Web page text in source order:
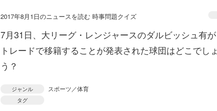
2017年8月1日のニュースを読む 時事問題クイズ
7月31日、大リーグ・レンジャースのダルビッシュ有が
トレードで移籍することが発表された球団はどこでしょ
う？
ジャンル スポーツ／体育
タグ